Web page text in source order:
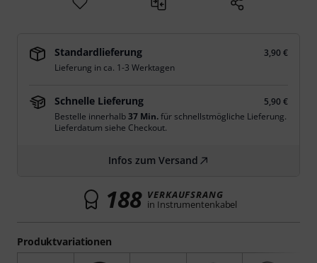
Produktvariationen
Standardlieferung
3,90 €
Lieferung in ca. 1-3 Werktagen
Schnelle Lieferung
5,90 €
Bestelle innerhalb37 Min.für schnellstmögliche Lieferung.
Lieferdatum siehe Checkout.
Infos zum Versand
188 VERKAUFSRANG
in Instrumentenkabel